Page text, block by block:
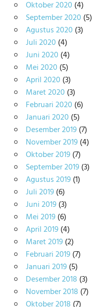
Oktober 2020 (4)
September 2020 (5)
Agustus 2020 (3)
Juli 2020 (4)
Juni 2020 (4)
Mei 2020 (5)
April 2020 (3)
Maret 2020 (3)
Februari 2020 (6)
Januari 2020 (5)
Desember 2019(7)
November 2019(4)
Oktober 2019(7)
September 2019(3)
Agustus 2019(1)
Juli 2019(6)
Juni 2019(3)
Mei 2019(6)
April 2019(4)
Maret 2019(2)
Februari 2019(7)
Januari 2019(5)
Desember 2018 (3)
November 2018 (7)